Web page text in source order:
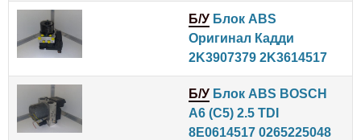
Б/У Блок ABS
Оригинал Кадди
2K3907379 2K3614517
Б/У Блок ABS BOSCH
A6 (C5) 2.5 TDI
8E0614517 0265225048